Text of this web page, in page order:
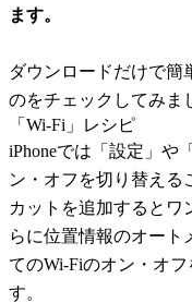
ます。
ダウンロードだけで簡
のをチェックしてみま
「Wi-Fi」レシピ
iPhoneでは「設定」や
ン・オフを切り替える
カットを追加するとワ
らに位置情報のオー
てのWi-Fiのオン・オ
す。